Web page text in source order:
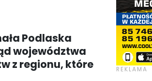
Podlaska
województwa
z regionu, które